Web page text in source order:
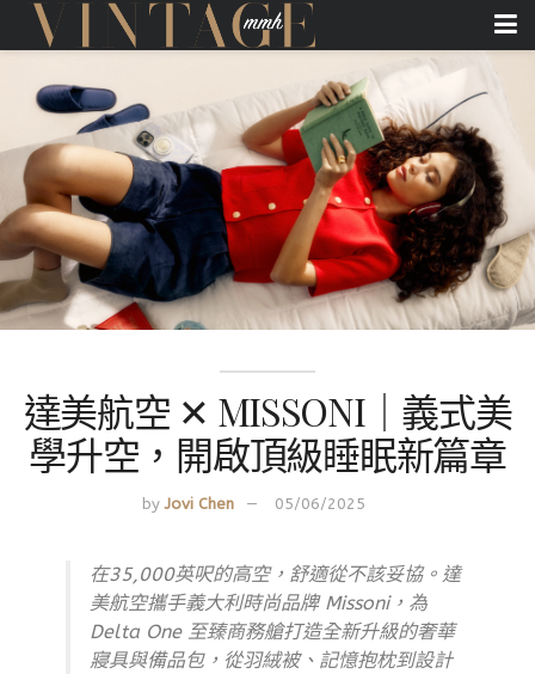
達美航空 ✕ MISSONI｜義式美
學升空，開啟頂級睡眠新篇章
by Jovi Chen 05/06/2025
在35,000英呎的高空，舒適從不該妥協。達
美航空攜手義大利時尚品牌 Missoni，為
Delta One 至臻商務艙打造全新升級的奢華
寢具與備品包，從羽絨被、記憶抱枕到設計